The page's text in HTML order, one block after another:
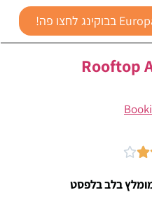
Rooftop

